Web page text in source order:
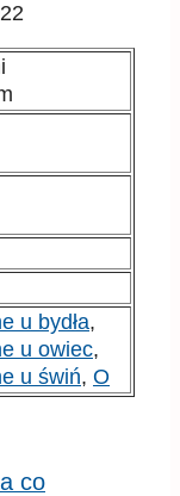
u bydła,
u owiec,
u świń, O
co